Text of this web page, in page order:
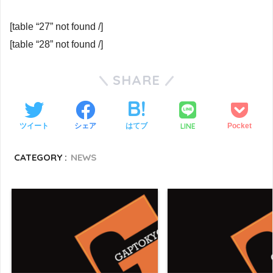
[table “27” not found /]
[table “28” not found /]
SHARE
ツイート シェア はてブ LINE Pocket
CATEGORY : NEWS